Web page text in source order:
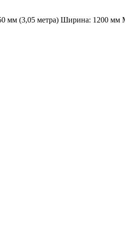
мм (3,05 метра) Ширина: 1200 мм